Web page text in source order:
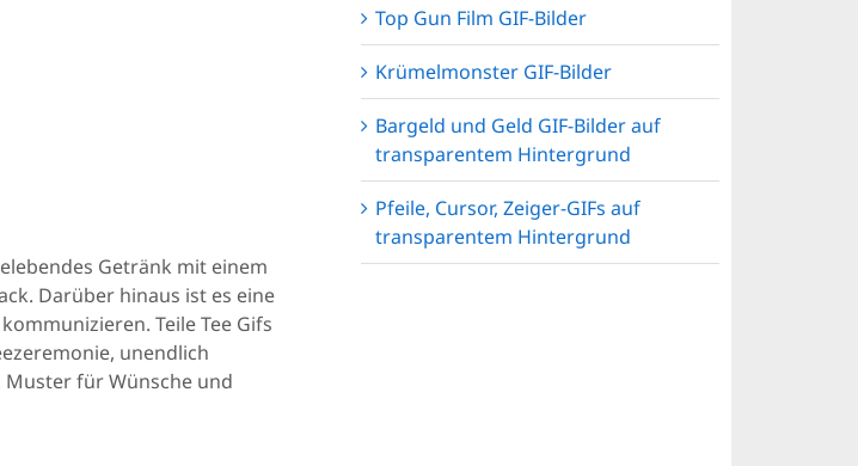
Getränk mit einem
Darüber hinaus ist es eine
Teile Tee Gifs
unendlich
Muster für Wünsche und
Top Gun Film GIF-Bilder
Krümelmonster GIF-Bilder
Bargeld und Geld GIF-Bilder auf
transparentem Hintergrund
Pfeile, Cursor, Zeiger-GIFs auf
transparentem Hintergrund